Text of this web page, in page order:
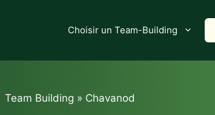
Choisir un Team-Building
Team Building » Chavanod